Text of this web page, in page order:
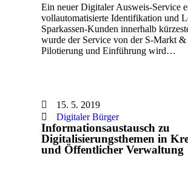
Ein neuer Digitaler Ausweis-Service
vollautomatisierte Identifikation und
Sparkassen-Kunden innerhalb
wurde der Service von der S-Markt
Pilotierung und Einführung wird…
15. 5. 2019
Digitaler Bürger
Informationsaustausch zu
Digitalisierungsthemen in
und Öffentlicher Verwaltung